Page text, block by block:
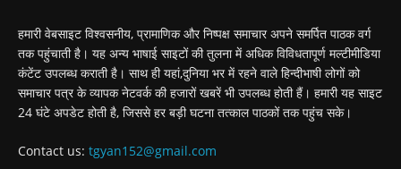
हमारी वेबसाइट विश्वसनीय, प्रामाणिक और निष्पक्ष समाचार अपने समर्पित पाठक वर्ग
तक पहुंचाती है। यह अन्य भाषाई साइटों की तुलना में अधिक विविधतापूर्ण मल्टीमीडिया
कंटेंट उपलब्ध कराती है। साथ ही यहां,दुनिया भर में रहने वाले हिन्दीभाषी लोगों को
समाचार पत्र के व्यापक नेटवर्क की हजारों खबरें भी उपलब्ध होती हैं। हमारी यह साइट
24 घंटे अपडेट होती है, जिससे हर बड़ी घटना तत्काल पाठकों तक पहुंच सके।
Contact us: tgyan152@gmail.com